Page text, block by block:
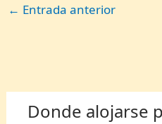
← Entrada anterior
Donde alojarse